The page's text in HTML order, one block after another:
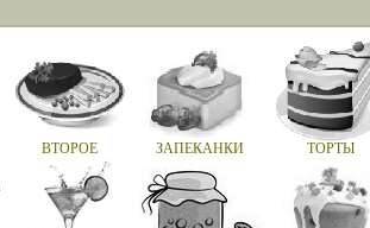
ВТОРОЕ ЗАПЕКАНКИ ТОРТЫ